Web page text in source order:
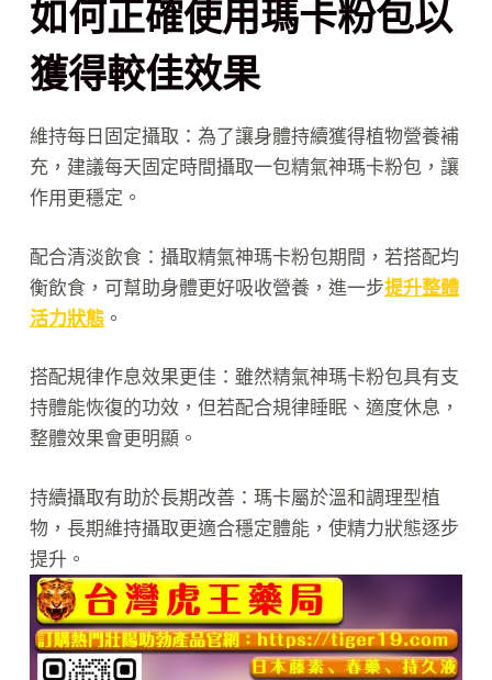
如何正確使用瑪卡粉包以
獲得較佳效果
維持每日固定攝取：為了讓身體持續獲得植物營養補
充，建議每天固定時間攝取一包精氣神瑪卡粉包，讓
作用更穩定。
配合清淡飲食：攝取精氣神瑪卡粉包期間，若搭配均
衡飲食，可幫助身體更好吸收營養，進一步提升整體
活力狀態。
搭配規律作息效果更佳：雖然精氣神瑪卡粉包具有支
持體能恢復的功效，但若配合規律睡眠、適度休息，
整體效果會更明顯。
持續攝取有助於長期改善：瑪卡屬於溫和調理型植
物，長期維持攝取更適合穩定體能，使精力狀態逐步
提升。